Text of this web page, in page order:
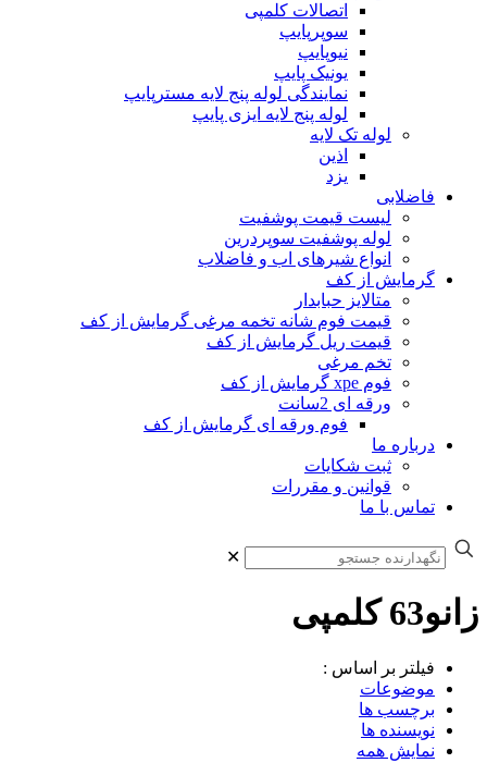
اتصالات کلمپی
سوپرپایپ
نیوپایپ
یونیک پایپ
نمایندگی لوله پنج لایه مسترپایپ
لوله پنج لایه ایزی پایپ
لوله تک لایه
اذین
یزد
فاضلابی
لیست قیمت پوشفیت
لوله پوشفیت سوپردرین
انواع شیرهای اب و فاضلاب
گرمایش از کف
متالایز حبابدار
قیمت فوم شانه تخمه مرغی گرمایش از کف
قیمت ریل گرمایش از کف
تخم مرغی
فوم xpe گرمایش از کف
ورقه ای 2سانت
فوم ورقه ای گرمایش از کف
درباره ما
ثبت شکایات
قوانین و مقررات
تماس با ما
✕
زانو63 کلمپی
فیلتر بر اساس :
موضوعات
برچسب ها
نویسنده ها
نمایش همه